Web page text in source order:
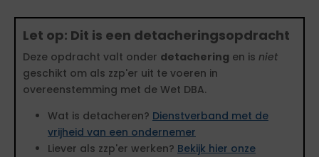
Let op: Dit is een detacheringsopdracht
Deze opdracht valt onder detachering en is niet
geschikt om als zzp'er uit te voeren in
overeenstemming met de Wet DBA.
Wat is detacheren? Dienstverband met de
vrijheid van een ondernemer
Liever als zzp'er werken? Bekijk hier onze